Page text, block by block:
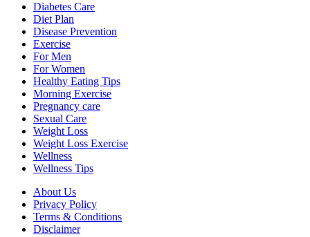
Diabetes Care
Diet Plan
Disease Prevention
Exercise
For Men
For Women
Healthy Eating Tips
Morning Exercise
Pregnancy care
Sexual Care
Weight Loss
Weight Loss Exercise
Wellness
Wellness Tips
About Us
Privacy Policy
Terms & Conditions
Disclaimer